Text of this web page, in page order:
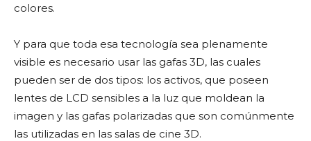
colores.
Y para que toda esa tecnología sea plenamente
visible es necesario usar las gafas 3D, las cuales
pueden ser de dos tipos: los activos, que poseen
lentes de LCD sensibles a la luz que moldean la
imagen y las gafas polarizadas que son comúnmente
las utilizadas en las salas de cine 3D.